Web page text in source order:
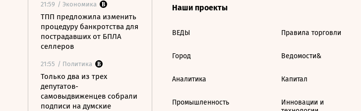
21:59 / Экономика
ТПП предложила изменить
процедуру банкротства для
пострадавших от БПЛА
селлеров
21:55 / Политика
Только два из трех
депутатов-
самовыдвиженцев собрали
подписи на думские
Наши проекты
ВЕДЫ
Город
Аналитика
Промышленность
Правила торговли
Ведомости&
Капитал
Инновации и